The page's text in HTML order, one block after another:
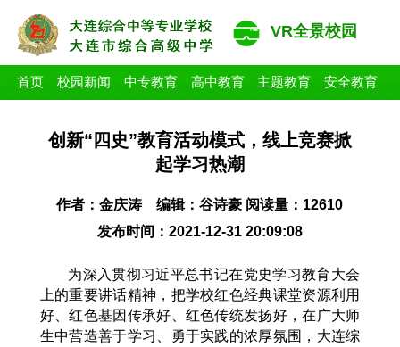
VR全景校园
首页 校园新闻 中专教育 高中教育 主题教育 安全教育
创新“四史”教育活动模式，线上竞赛掀
起学习热潮
作者：金庆涛 编辑：谷诗豪 阅读量：12610
发布时间：2021-12-31 20:09:08
为深入贯彻习近平总书记在党史学习教育大会
上的重要讲话精神，把学校红色经典课堂资源利用
好、红色基因传承好、红色传统发扬好，在广大师
生中营造善于学习、勇于实践的浓厚氛围，大连综